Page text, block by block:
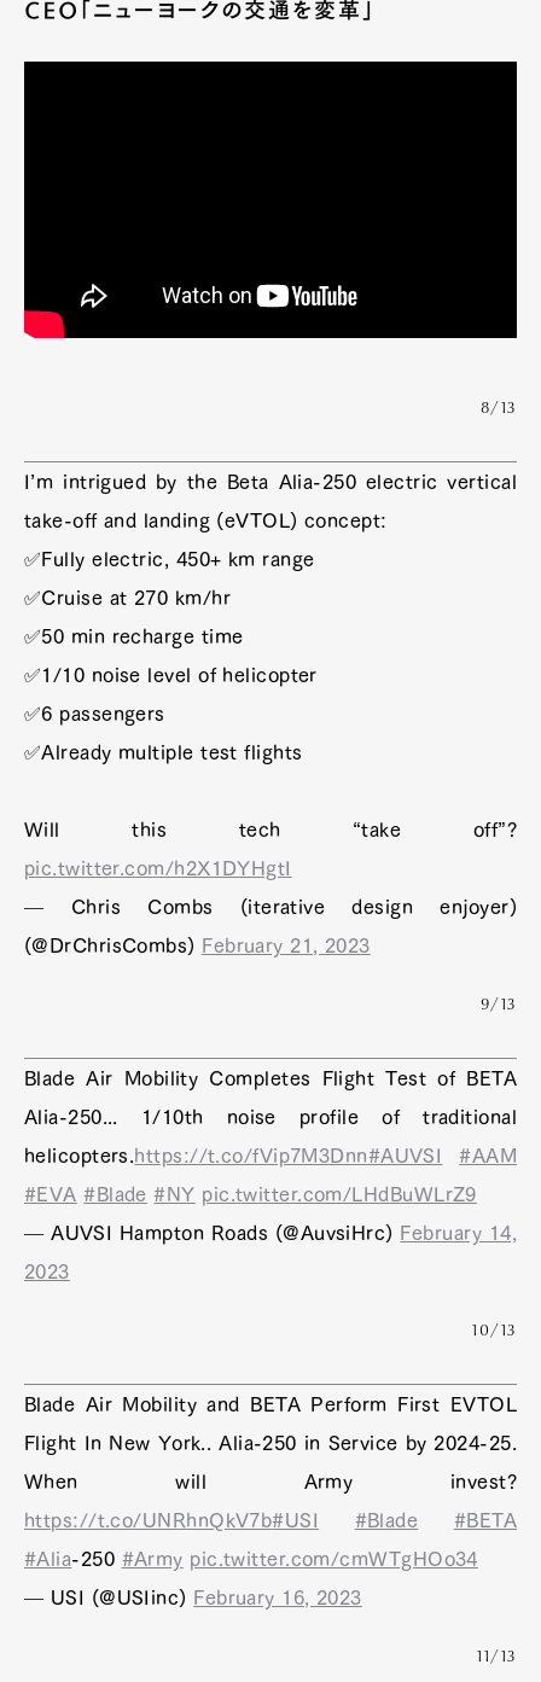
Art&DesignWatch
Fashion
Gourmet
ProductCultureLifestyle
CEO「ニューヨークの交通を変革」
8/13
I’m intrigued by the Beta Alia-250 electric vertical
take-off and landing (eVTOL) concept:
✅Fully electric, 450+ km range
✅Cruise at 270 km/hr
✅50 min recharge time
✅1/10 noise level of helicopter
✅6 passengers
✅Already multiple test flights
Will this tech “take off”?
pic.twitter.com/h2X1DYHgtI
— Chris Combs (iterative design enjoyer)
(@DrChrisCombs)
February 21, 2023
9/13
Blade Air Mobility Completes Flight Test of BETA
Alia-250... 1/10th noise profile of traditional
helicopters. https://t.co/fVip7M3Dnn#AUVSI
#AAM
#EVA #Blade #NY pic.twitter.com/LHdBuWLrZ9
— AUVSI Hampton Roads (@AuvsiHrc)
February 14,
2023
10/13
Blade Air Mobility and BETA Perform First EVTOL
Flight In New York.. Alia-250 in Service by 2024-25.
When will Army invest?
https://t.co/UNRhnQkV7b#USI #Blade
#BETA
#Alia-250 #Army pic.twitter.com/cmWTgHOo34
— USI (@USIinc)
February 16, 2023
11/13